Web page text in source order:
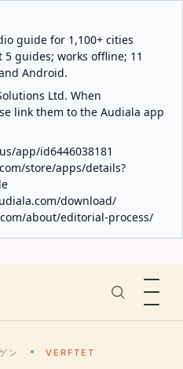
guide for 1,100+ cities
guides; works offline; 11
Android.
Ltd. When
link them to the Audiala app
app/id6446038181
store/apps/details?
download/
about/editorial-process/
ン VERFTET